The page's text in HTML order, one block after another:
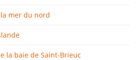
mer du nord
la baie de Saint-Brieuc